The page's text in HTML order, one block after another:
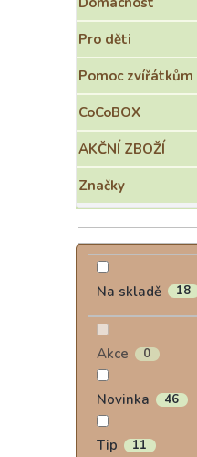
Pro děti
Pomoc zvířátkům
CoCoBOX
AKČNÍ ZBOŽÍ
Značky
Na skladě 18
Akce 0
Novinka 46
Tip 11